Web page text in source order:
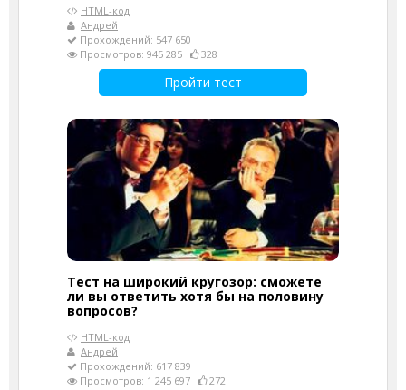
HTML-код
Андрей
Прохождений: 547 650
Просмотров: 945 285
328
Пройти тест
Тест на широкий кругозор: сможете
ли вы ответить хотя бы на половину
вопросов?
HTML-код
Андрей
Прохождений: 617 839
Просмотров: 1 245 697
272